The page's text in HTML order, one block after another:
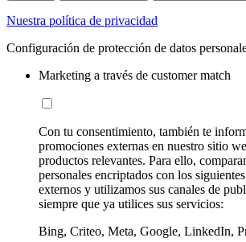
Nuestra política de privacidad
Configuración de protección de datos
Marketing a través de customer match
Con tu consentimiento, también te
promociones externas en nuestro sitio
productos relevantes. Para ello,
personales encriptados con los
externos y utilizamos sus canales de
siempre que ya utilices sus servicios:
Bing, Criteo, Meta, Google, LinkedIn,